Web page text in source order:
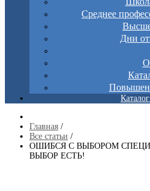
Среднее
Дни
Главная /
Все статьи /
ОШИБСЯ С ВЫБОРОМ
ВЫБОР ЕСТЬ!